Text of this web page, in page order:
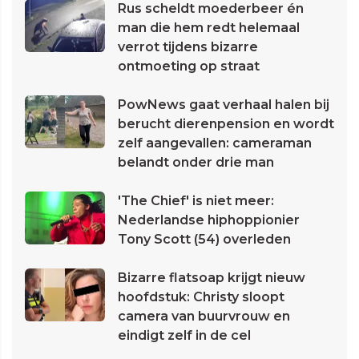
Rus scheldt moederbeer én
man die hem redt helemaal
verrot tijdens bizarre
ontmoeting op straat
PowNews gaat verhaal halen bij
berucht dierenpension en wordt
zelf aangevallen: cameraman
belandt onder drie man
'The Chief' is niet meer:
Nederlandse hiphoppionier
Tony Scott (54) overleden
Bizarre flatsoap krijgt nieuw
hoofdstuk: Christy sloopt
camera van buurvrouw en
eindigt zelf in de cel